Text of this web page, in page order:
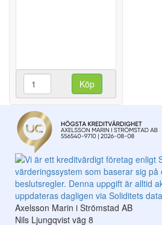
Köp
Axelsson Marin i Strömstad AB
Nils Ljungqvist väg 8